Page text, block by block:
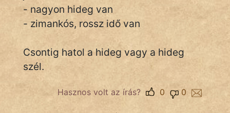
Tréfás
- nagyon hideg van
- zimankós, rossz idő van
Csontig hatol a hideg vagy a hideg
szél.
Hasznos volt az írás? 0
0